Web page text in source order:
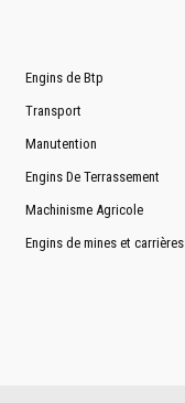
Engins de Btp
Transport
Manutention
Engins De Terrassement
Machinisme Agricole
Engins de mines et carrières